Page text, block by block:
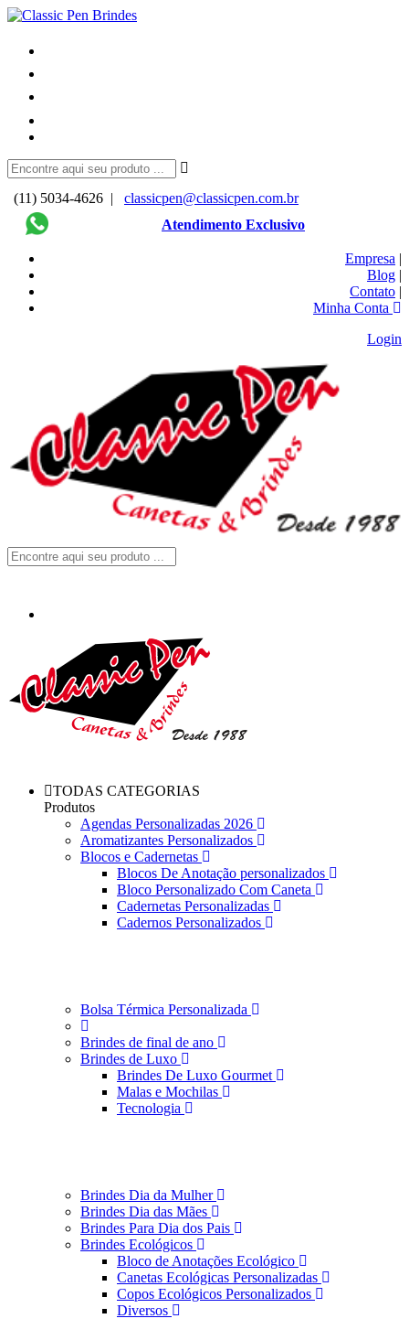
(11) 5034-4626 |
classicpen@classicpen.com.br
Atendimento Exclusivo
Empresa |
Blog |
Contato |
Minha Conta
Login
TODAS CATEGORIAS
Produtos
Agendas Personalizadas 2026
Aromatizantes Personalizados
Blocos e Cadernetas
Blocos De Anotação personalizados
Bloco Personalizado Com Caneta
Cadernetas Personalizadas
Cadernos Personalizados
Bolsa Térmica Personalizada
Brindes de final de ano
Brindes de Luxo
Brindes De Luxo Gourmet
Malas e Mochilas
Tecnologia
Brindes Dia da Mulher
Brindes Dia das Mães
Brindes Para Dia dos Pais
Brindes Ecológicos
Bloco de Anotações Ecológico
Canetas Ecológicas Personalizadas
Copos Ecológicos Personalizados
Diversos